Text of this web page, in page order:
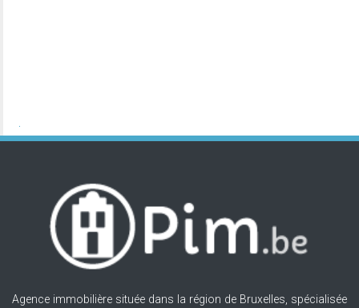
Agence immobilière située dans la région de Bruxelles, spécialisée